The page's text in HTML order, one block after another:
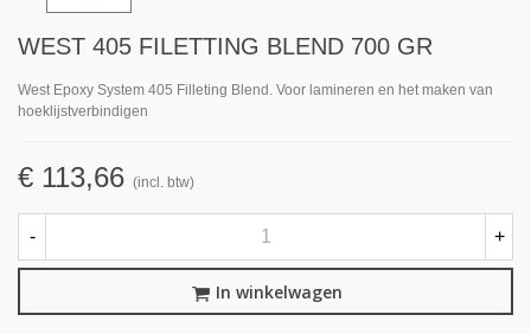
WEST 405 FILETTING BLEND 700 GR
West Epoxy System 405 Filleting Blend. Voor lamineren en het maken van
hoeklijstverbindigen
€ 113,66 (incl. btw)
- +
In winkelwagen